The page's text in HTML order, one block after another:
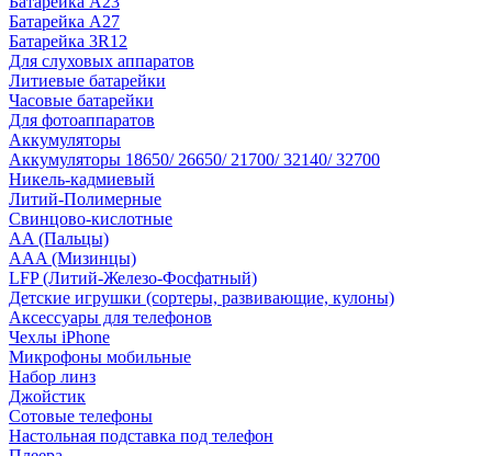
Батарейка A27
Батарейка 3R12
Для слуховых аппаратов
Литиевые батарейки
Часовые батарейки
Для фотоаппаратов
Аккумуляторы
Аккумуляторы 18650/ 26650/ 21700/ 32140/ 32700
Никель-кадмиевый
Литий-Полимерные
Свинцово-кислотные
AA (Пальцы)
AAA (Мизинцы)
LFP (Литий-Железо-Фосфатный)
Детские игрушки (сортеры, развивающие, кулоны)
Аксессуары для телефонов
Чехлы iPhone
Микрофоны мобильные
Набор линз
Джойстик
Сотовые телефоны
Настольная подставка под телефон